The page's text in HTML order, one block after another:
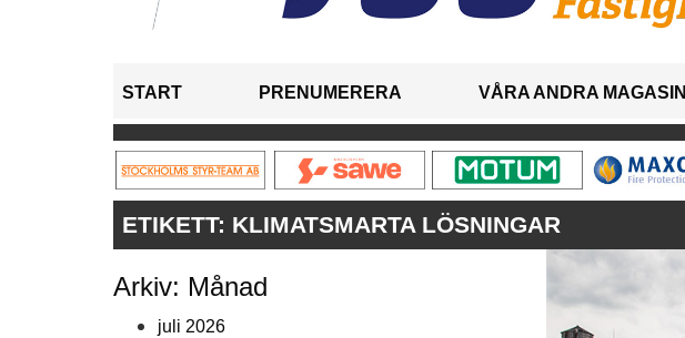
START PRENUMERERA VÅRA ANDRA MAGASIN
ETIKETT: KLIMATSMARTA LÖSNINGAR
Arkiv: Månad
juli 2026